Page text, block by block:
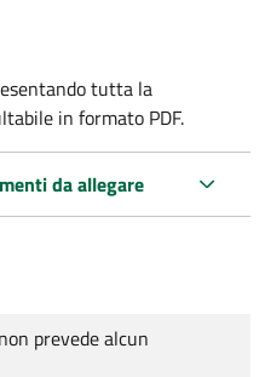
tutta la
in formato PDF.
da allegare
prevede alcun